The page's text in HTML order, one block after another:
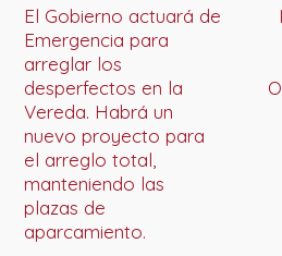
El Gobierno actuará de
Emergencia para
arreglar los
desperfectos en la
Vereda. Habrá un
nuevo proyecto para
el arreglo total,
manteniendo las
plazas de
aparcamiento.